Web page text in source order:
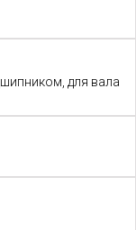
для вала